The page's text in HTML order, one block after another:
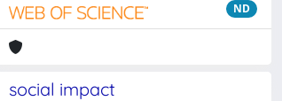
ND
social impact